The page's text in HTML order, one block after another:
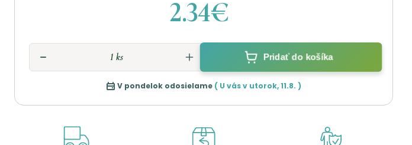
2.34€
Pridať do košíka
V pondelok odosielame ( U vás v utorok,11.8. )